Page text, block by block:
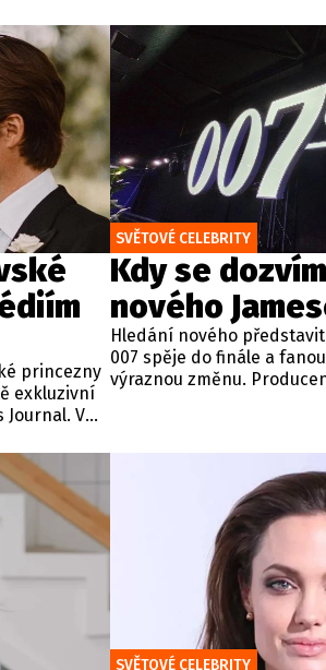
Karlem III.
přitom
koncertům v britské
miliony fanoušků ujistila,
vystoupení v britské
nemůže se dočkat, až se
princezny
exkluzivní
V
oblíbené
SVĚTOVÉ CELEBRITY
Kdy se
nového
Hledání nového
007 spěje do finále a
výraznou změnu.
SVĚTOVÉ CELEBRITY